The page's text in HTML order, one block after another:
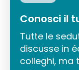
Conosci il
Tutte le
discusse in
colleghi, ma